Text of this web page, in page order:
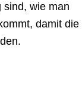
sind, wie man
damit die